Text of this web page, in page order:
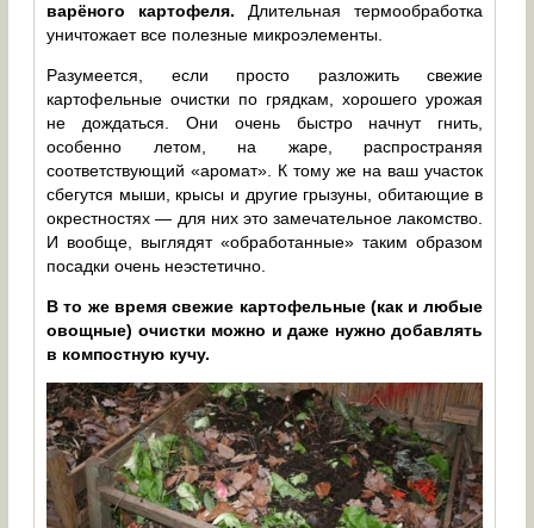
варёного картофеля. Длительная термообработка
уничтожает все полезные микроэлементы.
Разумеется, если просто разложить свежие
картофельные очистки по грядкам, хорошего урожая
не дождаться. Они очень быстро начнут гнить,
особенно летом, на жаре, распространяя
соответствующий «аромат». К тому же на ваш участок
сбегутся мыши, крысы и другие грызуны, обитающие в
окрестностях — для них это замечательное лакомство.
И вообще, выглядят «обработанные» таким образом
посадки очень неэстетично.
В то же время свежие картофельные (как и любые
овощные) очистки можно и даже нужно добавлять
в компостную кучу.